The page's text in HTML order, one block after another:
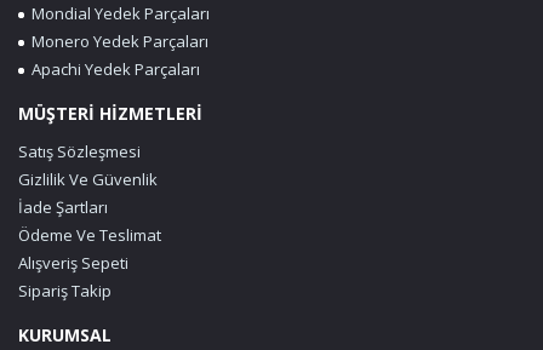
Mondial Yedek Parçaları
Monero Yedek Parçaları
Apachi Yedek Parçaları
MÜŞTERİ HİZMETLERİ
Satış Sözleşmesi
Gizlilik Ve Güvenlik
İade Şartları
Ödeme Ve Teslimat
Alışveriş Sepeti
Sipariş Takip
KURUMSAL